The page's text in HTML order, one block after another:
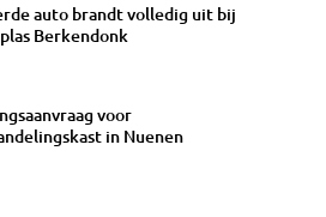
auto brandt volledig uit bij
Berkendonk
voor
in Nuenen